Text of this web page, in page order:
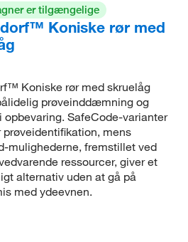
er tilgængelige
Koniske rør med
Koniske rør med skruelåg
prøveinddæmning og
SafeCode-varianter
prøveidentifikation, mens
mulighederne, fremstillet ved
ressourcer, giver et
alternativ uden at gå på
med ydeevnen.